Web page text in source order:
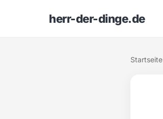
herr-der-dinge.de
Startseite